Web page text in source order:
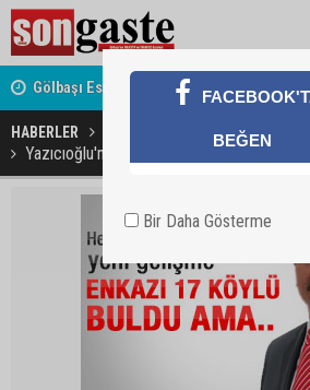
Gölbaşı Esnafının Sesi Ankara Kalkınma
HABERLER
Yazıcıoğlu'nun helikopter kazasında yeni
BEĞEN
Bir Daha Gösterme